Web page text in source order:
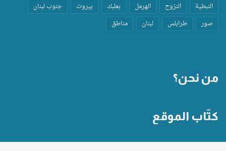
النبطية
النزوح الهرمل بعلبك بيروت
جنوب لبنان
صور
طرابلس لبنان مناطق
من نحن؟
كتّاب الموقع